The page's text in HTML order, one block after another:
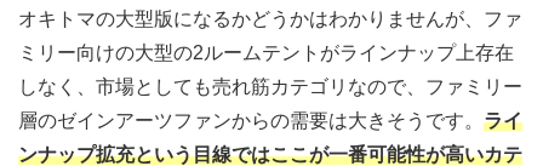
オキトマの大型版になるかどうかはわかりませんが、ファ
ミリー向けの大型の2ルームテントがラインナップ上存在
しなく、市場としても売れ筋カテゴリなので、ファミリー
層のゼインアーツファンからの需要は大きそうです。 ライ
ンナップ拡充という目線ではここが一番可能性が高いカテ